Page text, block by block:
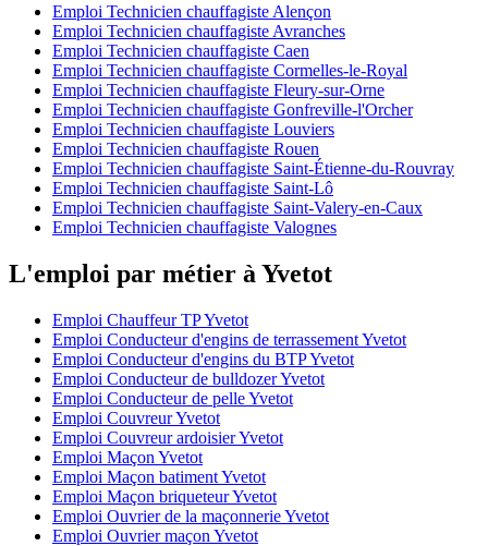
Emploi Technicien chauffagiste Alençon
Emploi Technicien chauffagiste Avranches
Emploi Technicien chauffagiste Caen
Emploi Technicien chauffagiste Cormelles-le-Royal
Emploi Technicien chauffagiste Fleury-sur-Orne
Emploi Technicien chauffagiste Gonfreville-l'Orcher
Emploi Technicien chauffagiste Louviers
Emploi Technicien chauffagiste Rouen
Emploi Technicien chauffagiste Saint-Étienne-du-Rouvray
Emploi Technicien chauffagiste Saint-Lô
Emploi Technicien chauffagiste Saint-Valery-en-Caux
Emploi Technicien chauffagiste Valognes
L'emploi par métier à Yvetot
Emploi Chauffeur TP Yvetot
Emploi Conducteur d'engins de terrassement Yvetot
Emploi Conducteur d'engins du BTP Yvetot
Emploi Conducteur de bulldozer Yvetot
Emploi Conducteur de pelle Yvetot
Emploi Couvreur Yvetot
Emploi Couvreur ardoisier Yvetot
Emploi Maçon Yvetot
Emploi Maçon batiment Yvetot
Emploi Maçon briqueteur Yvetot
Emploi Ouvrier de la maçonnerie Yvetot
Emploi Ouvrier maçon Yvetot